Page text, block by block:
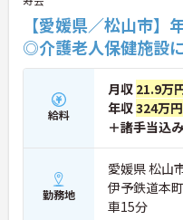
す。ご興味のある方は詳細
お気軽にお問い合わせくだ
【愛媛県／松山市
◎介護老人保健施設
給料
月収 21.9万
年収324万
＋諸手当込
勤務地
愛媛県 松山
伊予鉄道本
車15分